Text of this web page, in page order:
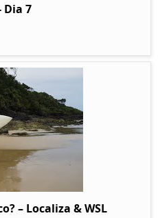
Dia 7
– Localiza & WSL​​